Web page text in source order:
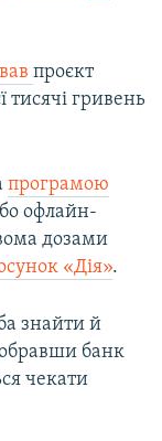
проєкт
тисячі гривень
програмою
офлайн-
дозами
«Дія».
знайти й
банк
чекати